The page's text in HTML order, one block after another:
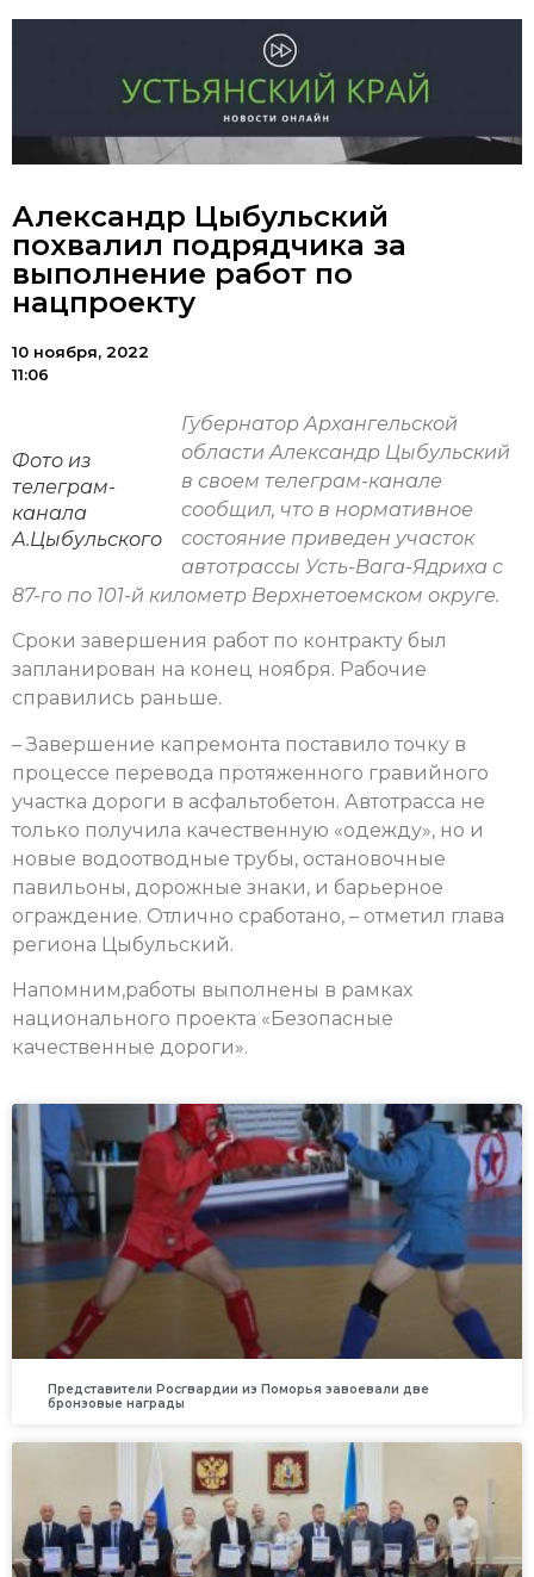
Александр Цыбульский
похвалил подрядчика за
выполнение работ по
нацпроекту
10 ноября, 2022
11:06
Фото из
телеграм-
канала
А.Цыбульского
Губернатор Архангельской
области Александр Цыбульский
в своем телеграм-канале
сообщил, что в нормативное
состояние приведен участок
автотрассы Усть-Вага-Ядриха с
87-го по 101-й километр Верхнетоемском округе.
Сроки завершения работ по контракту был
запланирован на конец ноября. Рабочие
справились раньше.
– Завершение капремонта поставило точку в
процессе перевода протяженного гравийного
участка дороги в асфальтобетон. Автотрасса не
только получила качественную «одежду», но и
новые водоотводные трубы, остановочные
павильоны, дорожные знаки, и барьерное
ограждение. Отлично сработано, – отметил глава
региона Цыбульский.
Напомним,работы выполнены в рамках
национального проекта «Безопасные
качественные дороги».
Представители Росгвардии из Поморья завоевали две
бронзовые награды